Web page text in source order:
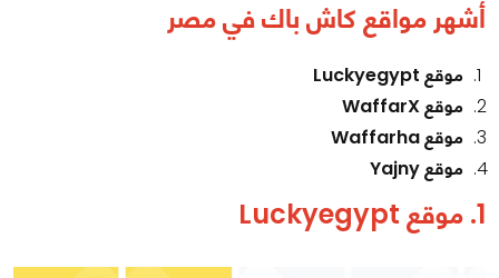
أشهر مواقع كاش باك في مصر
موقع Luckyegypt
موقع WaffarX
موقع Waffarha
موقع Yajny
1. موقع Luckyegypt